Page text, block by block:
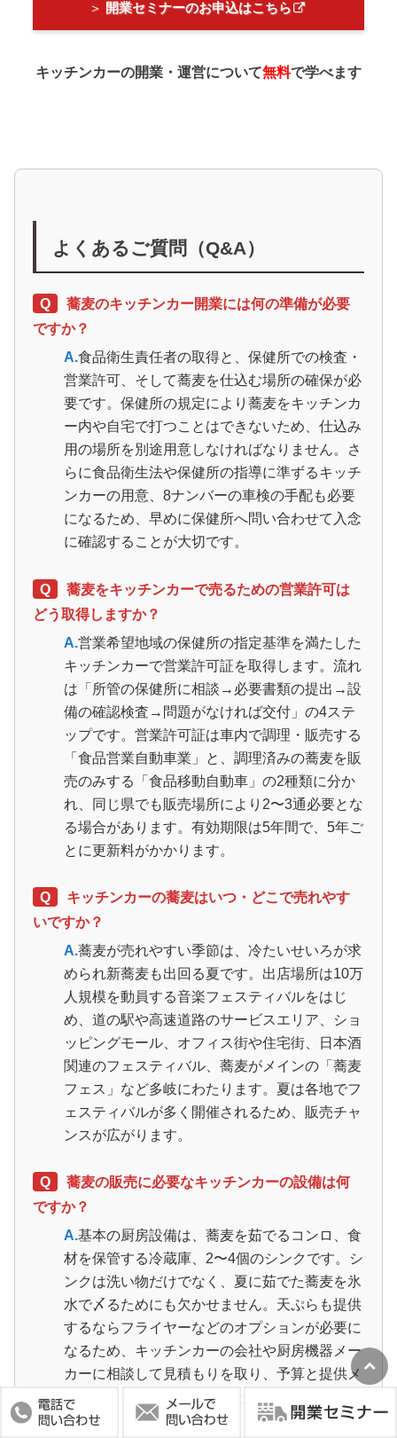
＞ 開業セミナーのお申込はこちら
キッチンカーの開業・運営について無料で学べます
よくあるご質問（Q&A）
Q
蕎麦のキッチンカー開業には何の準備が必要
ですか？
A.食品衛生責任者の取得と、保健所での検査・
営業許可、そして蕎麦を仕込む場所の確保が必
要です。保健所の規定により蕎麦をキッチンカ
ー内や自宅で打つことはできないため、仕込み
用の場所を別途用意しなければなりません。さ
らに食品衛生法や保健所の指導に準ずるキッチ
ンカーの用意、8ナンバーの車検の手配も必要
になるため、早めに保健所へ問い合わせて入念
に確認することが大切です。
Q
蕎麦をキッチンカーで売るための営業許可は
どう取得しますか？
A.営業希望地域の保健所の指定基準を満たした
キッチンカーで営業許可証を取得します。流れ
は「所管の保健所に相談→必要書類の提出→設
備の確認検査→問題がなければ交付」の4ステ
ップです。営業許可証は車内で調理・販売する
「食品営業自動車業」と、調理済みの蕎麦を販
売のみする「食品移動自動車」の2種類に分か
れ、同じ県でも販売場所により2〜3通必要とな
る場合があります。有効期限は5年間で、5年ご
とに更新料がかかります。
Q
キッチンカーの蕎麦はいつ・どこで売れやす
いですか？
A.蕎麦が売れやすい季節は、冷たいせいろが求
められ新蕎麦も出回る夏です。出店場所は10万
人規模を動員する音楽フェスティバルをはじ
め、道の駅や高速道路のサービスエリア、ショ
ッピングモール、オフィス街や住宅街、日本酒
関連のフェスティバル、蕎麦がメインの「蕎麦
フェス」など多岐にわたります。夏は各地でフ
ェスティバルが多く開催されるため、販売チャ
ンスが広がります。
Q
蕎麦の販売に必要なキッチンカーの設備は何
ですか？
A.基本の厨房設備は、蕎麦を茹でるコンロ、食
材を保管する冷蔵庫、2〜4個のシンクです。シ
ンクは洗い物だけでなく、夏に茹でた蕎麦を氷
水で〆るためにも欠かせません。天ぷらも提供
するならフライヤーなどのオプションが必要に
なるため、キッチンカーの会社や厨房機器メー
カーに相談して見積もりを取り、予算と提供メ
ニューに合わせて決めることが大事です。